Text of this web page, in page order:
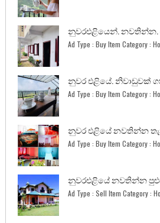
නුවරඑළියෙන්. නවතින්න.
Ad Type : Buy Item Category :
නුවර එළියේ. නිවාඩුවක්
Ad Type : Buy Item Category :
නුවර එළියේ නවතින්න
Ad Type : Buy Item Category :
නුවරඑළියේ නවතින්න
Ad Type : Sell Item Category :